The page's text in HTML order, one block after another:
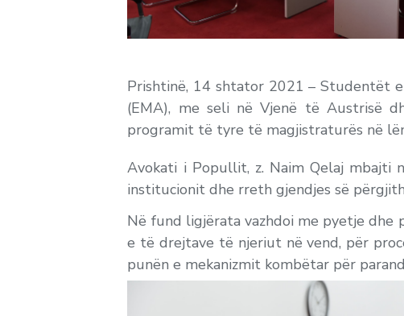
Prishtinë, 14 shtator 2021 – Studentët e
(EMA), me seli në Vjenë të Austrisë
programit të tyre të magjistraturës në
Avokati i Popullit, z. Naim Qelaj
institucionit dhe rreth gjendjes së
Në fund ligjërata vazhdoi me pyetje
e të drejtave të njeriut në vend, për
punën e mekanizmit kombëtar për